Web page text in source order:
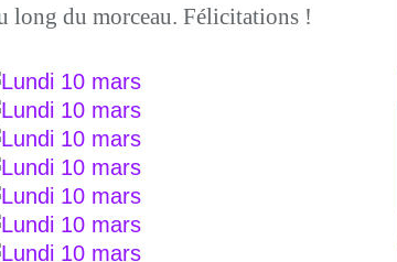
long du morceau. Félicitations !